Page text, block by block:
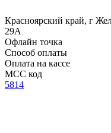
Красноярский край, г
29А
Офлайн точка
Способ оплаты
Оплата на кассе
MCC код
5814